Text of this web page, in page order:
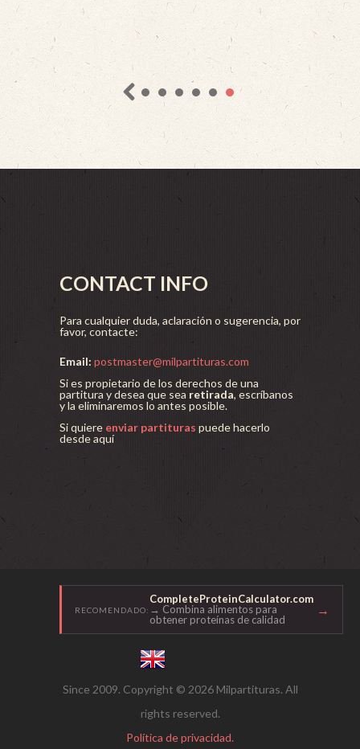
CONTACT INFO
Para cualquier duda, aclaración o sugerencia, por
favor, contacte:
Email: postmaster@milpartituras.com
Si es propietario de los derechos de una
partitura y desea que sea retirada, escríbanos
y la eliminaremos lo antes posible.
Si quiere enviar partituras puede hacerlo
desde aquí
RECOMENDADO:
CompleteProteinCalculator.com
→ Combina alimentos para
obtener proteínas de calidad
→
Since 2009. Copyright © 2026 Milpartituras. All
rights reserved.
Política de privacidad.